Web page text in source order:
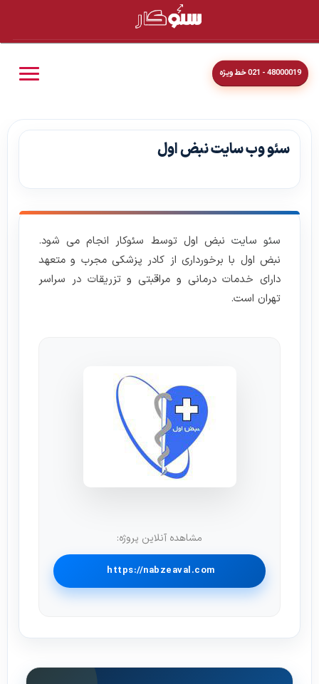
48000019 - 021 خط ویژه
سئو وب سایت نبض اول
سئو سایت نبض اول توسط سئوکار انجام می شود.
نبض اول با برخورداری از کادر پزشکی مجرب و متعهد
دارای خدمات درمانی و مراقبتی و تزریقات در سراسر
تهران است.
مشاهده آنلاین پروژه:
https://nabzeaval.com